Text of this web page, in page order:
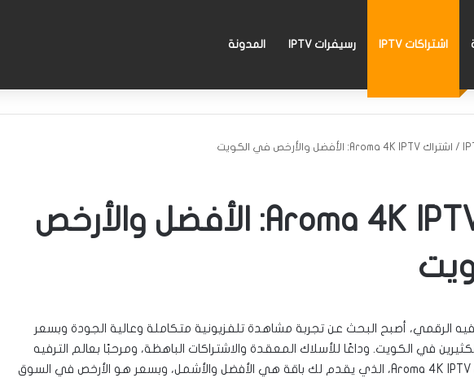
اشتراكات IPTV رسيفرات IPTV المدونة
/ اشتراك Aroma 4K IPTV: الأفضل والأرخص في الكويت
اشتراك Aroma 4K IPTV: الأفضل والأرخص
الرقمي، أصبح البحث عن تجربة مشاهدة تلفزيونية متكاملة وعالية الجودة وبسعر
في الكويت. وداعًا للأسلاك المعقدة والاشتراكات الباهظة، ومرحبًا بعالم الترفيه
اللامحدود مع اشتراك Aroma 4K IPTV، الذي يقدم لك باقة هي الأفضل والأشمل، وبسعر هو الأرخص في السوق